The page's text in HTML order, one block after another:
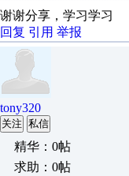
谢谢分享，学习学习
回复 引用 举报
tony320
关注 私信
精华：0帖
求助：0帖